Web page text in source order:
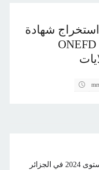
شهادة
اثبات المستوى 2024 ONEFD
الحصول على شهادة اختبار المستوى 2024 في الجزائر